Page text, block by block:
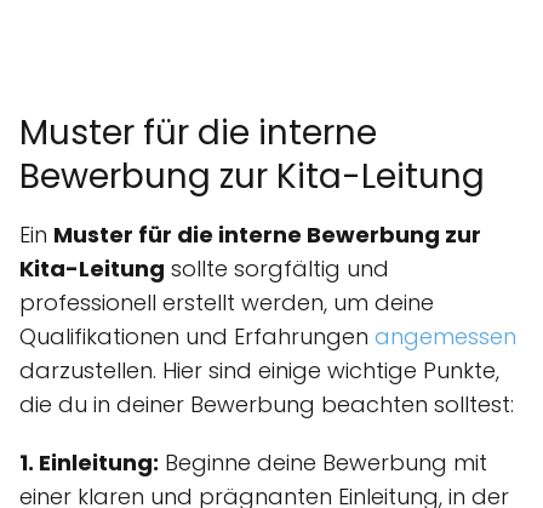
Muster für die interne
Bewerbung zur Kita-Leitung
Ein Muster für die interne Bewerbung zur
Kita-Leitung sollte sorgfältig und
professionell erstellt werden, um deine
Qualifikationen und Erfahrungen angemessen
darzustellen. Hier sind einige wichtige Punkte,
die du in deiner Bewerbung beachten solltest:
1. Einleitung: Beginne deine Bewerbung mit
einer klaren und prägnanten Einleitung, in der